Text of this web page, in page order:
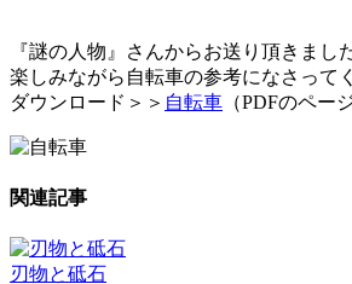
『謎の人物』さんからお送り頂きま
楽しみながら自転車の参考になさって
ダウンロード＞＞ 自転車 （PDFのペー
関連記事
刃物と砥石